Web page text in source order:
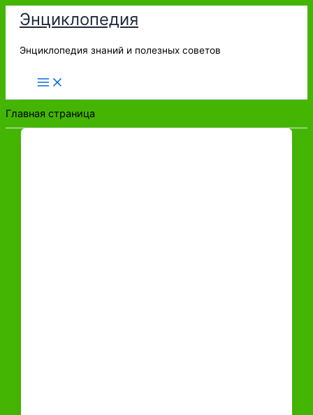
Перейти
содержимому
Энциклопедия
Энциклопедия знаний и полезных советов
Главная страница